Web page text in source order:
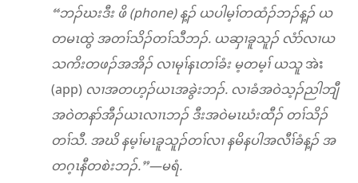
“ဘၣ်ဃးဒီး ဖိ (phone) န့ၣ် ယပါမ့ၢ်တထံၣ်ဘၣ်န့ၣ် ယ
တမၤထွဲ အတၢ်သိၣ်တၢ်သီဘၣ်. ယဆှၢခူသူၣ် လံာ်လၢယ
သကိးတဖၣ်အအိၣ် လၢမုၢ်နၤတၢ်ခံး မ့တမ့ၢ် ယသူအဲး
(app)လၢအတဟ့ၣ်ယၤအခွဲးဘၣ်. လၢခံအဝဲသ့ၣ်ညါဘျီ
အဝဲတနာ်အီၣ်ယၤလၢၤဘၣ် ဒီးအဝဲမၤဃံးထီၣ် တၢ်သိၣ်
တၢ်သီ. အဃိ နမ့ၢ်မၤခူသူၣ်တၢ်လၢ နမိနပါအလီၢ်ခံန့ၣ် အ
တဂ့ၤနီတစဲးဘၣ်.”—မရံ.